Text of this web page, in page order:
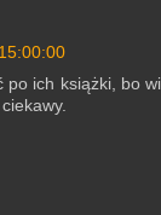
po ich książki, bo